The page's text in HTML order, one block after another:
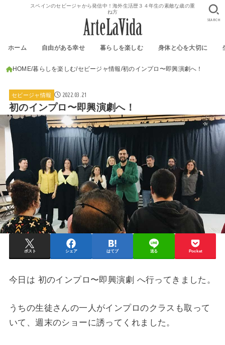
スペインのセビージャから発信中！海外生活歴３４年生の素敵な歳の重
ね方
ホーム 自由がある幸せ 暮らしを楽しむ 身体と心を大切に
SEARCH
HOME 暮らしを楽しむ セビージャ情報 初のインプロ〜即興演劇へ！
セビージャ情報 2022.03.21
初のインプロ〜即興演劇へ！
ポスト シェア はてブ 送る Pocket
今日は 初のインプロ〜即興演劇 へ行ってきました。
うちの生徒さんの一人がインプロのクラスも取って
いて、週末のショーに誘ってくれました。